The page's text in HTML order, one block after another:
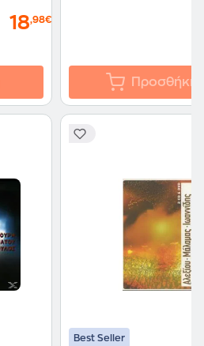
18,98€
Προσθήκη
Best Seller